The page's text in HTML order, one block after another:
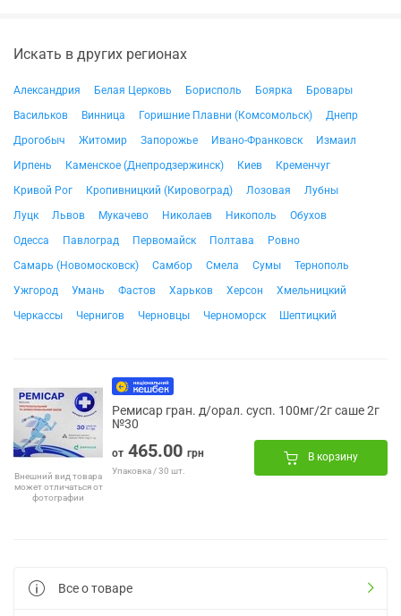
Искать в других регионах
Александрия Белая Церковь Борисполь Боярка
Бровары
Васильков
Винница Горишние Плавни (Комсомольск)
Днепр
Дрогобыч
Житомир Запорожье Ивано-Франковск
Измаил
Ирпень
Каменское (Днепродзержинск) Киев
Кременчуг
Кривой Рог
Кропивницкий (Кировоград) Лозовая
Лубны
Луцк
Львов Мукачево Николаев Никополь
Обухов
Одесса
Павлоград Первомайск Полтава
Ровно
Самарь (Новомосковск)
Самбор Смела Сумы
Тернополь
Ужгород
Умань Фастов Харьков Херсон
Хмельницкий
Черкассы
Чернигов Черновцы Черноморск Шептицкий
Внешний вид товара
может отличаться от
фотографии
Ремисар гран. д/орал. сусп. 100мг/2г саше 2г
№30
от 465.00 грн
Упаковка / 30 шт.
В корзину
Все о товаре